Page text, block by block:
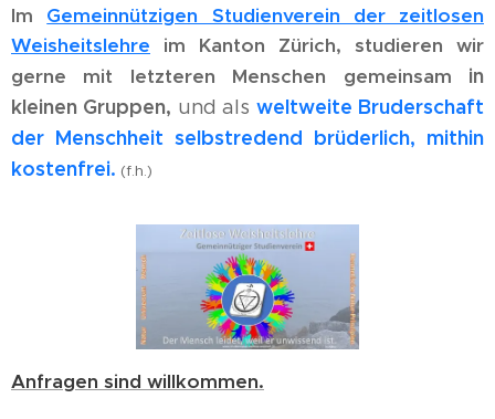
Im Gemeinnützigen Studienverein der zeitlosen
Weisheitslehre im Kanton Zürich, studieren wir
gerne mit letzteren Menschen gemeinsam in
kleinen Gruppen, und als weltweite Bruderschaft
der Menschheit selbstredend brüderlich, mithin
kostenfrei. (f.h.)
Anfragen sind willkommen.